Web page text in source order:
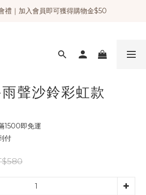
禮｜加入會員即可獲得購物金$50
聲沙鈴彩虹款
1500即免運
付